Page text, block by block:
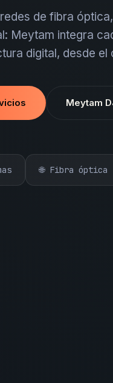
de fibra
Meytam integra
digital, desde el
Meytam
🌐 Fibra óptica